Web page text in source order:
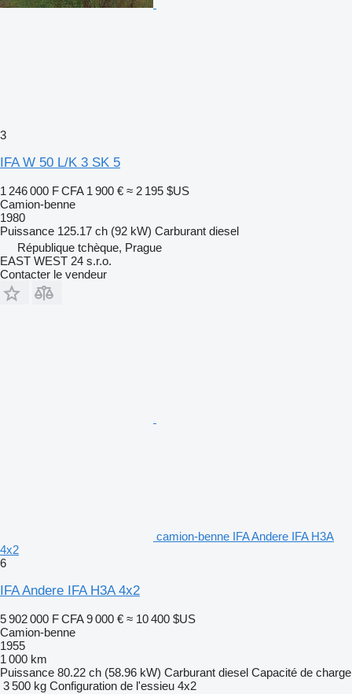
3
IFA W 50 L/K 3 SK 5
1 246 000 F CFA 1 900 € ≈ 2 195 $US
Camion-benne
1980
Puissance 125.17 ch (92 kW) Carburant diesel
République tchèque, Prague
EAST WEST 24 s.r.o.
Contacter le vendeur
camion-benne IFA Andere IFA H3A
4x2
6
IFA Andere IFA H3A 4x2
5 902 000 F CFA 9 000 € ≈ 10 400 $US
Camion-benne
1955
1 000 km
Puissance 80.22 ch (58.96 kW) Carburant diesel Capacité de charge
3 500 kg Configuration de l'essieu 4x2